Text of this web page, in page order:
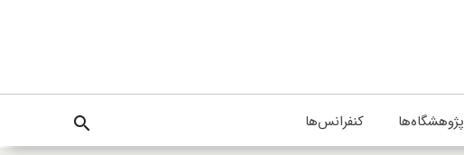
پژوهشگاه‌ها کنفرانس‌ها search